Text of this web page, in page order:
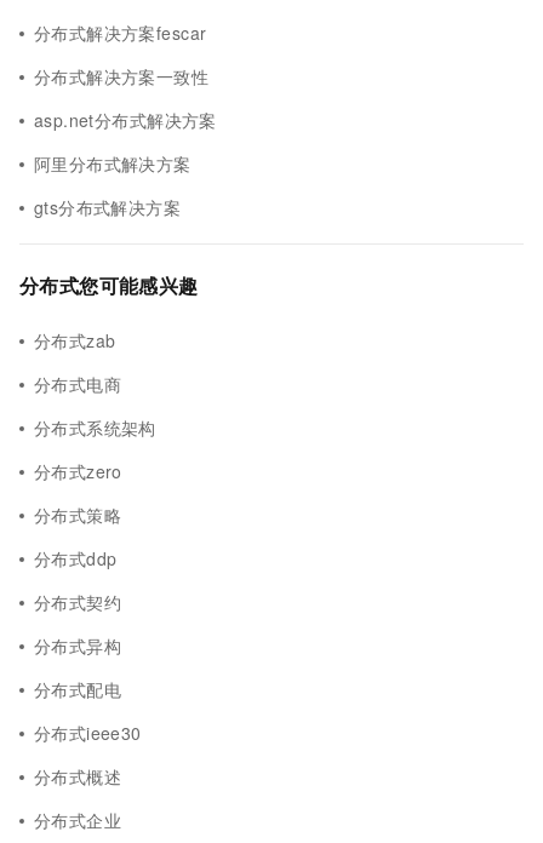
分布式解决方案fescar
分布式解决方案一致性
asp.net分布式解决方案
阿里分布式解决方案
gts分布式解决方案
分布式您可能感兴趣
分布式zab
分布式电商
分布式系统架构
分布式zero
分布式策略
分布式ddp
分布式契约
分布式异构
分布式配电
分布式ieee30
分布式概述
分布式企业